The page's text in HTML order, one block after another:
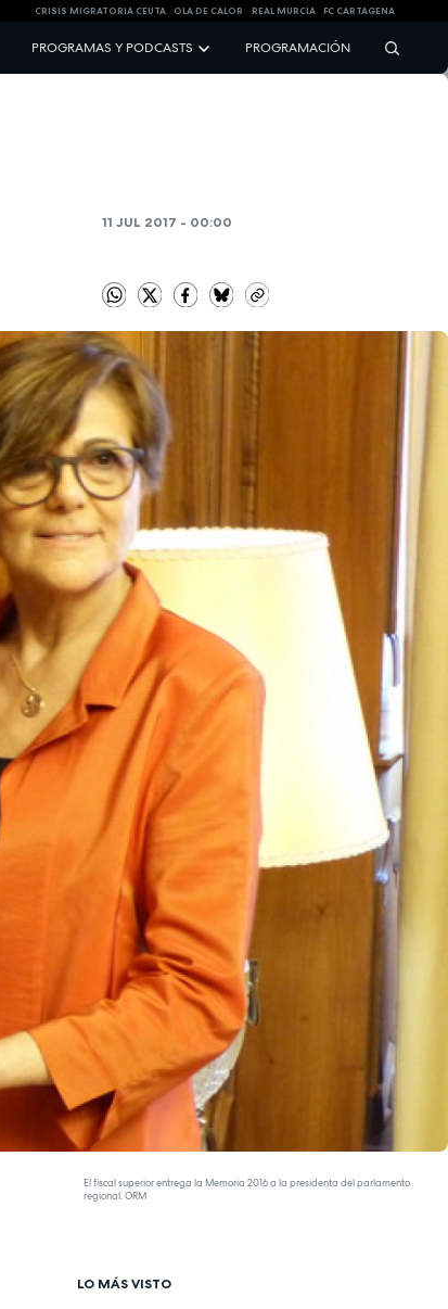
CRISIS MIGRATORIA CEUTA OLA DE CALOR REAL MURCIA FC CARTAGENA
PROGRAMAS Y PODCASTS PROGRAMACIÓN
11 JUL 2017 - 00:00
El fiscal superior entrega la Memoria 2016 a la presidenta del parlamento
regional. ORM
LO MÁS VISTO